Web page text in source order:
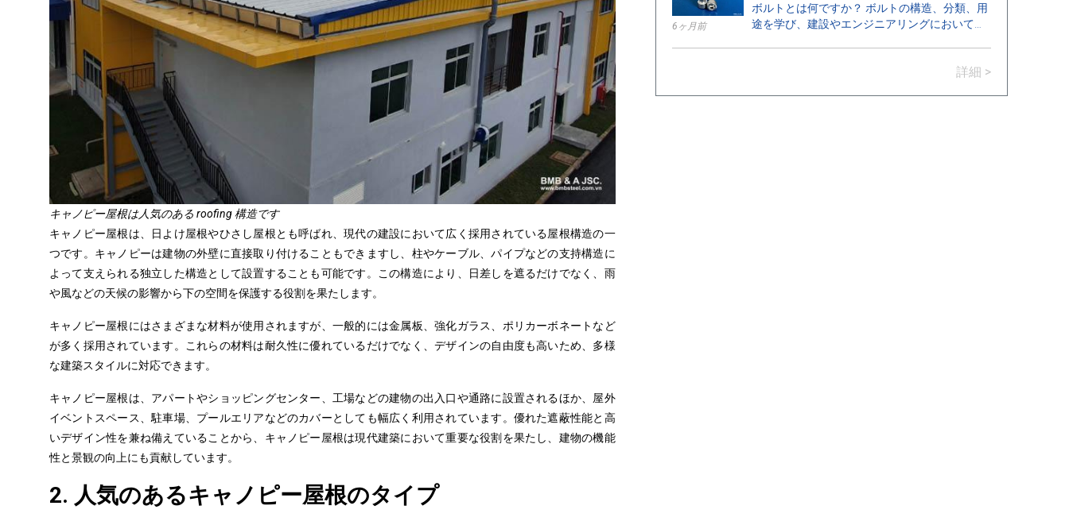
キャノピー屋根は人気のある roofing 構造です
キャノピー屋根は、日よけ屋根やひさし屋根とも呼ばれ、現代の建設において広く採用されている屋根構造の一
つです 。キャノピーは建物の外壁に直接取り付けることもできますし、柱やケーブル、パイプなどの支持構造に
よって支えられる独立した構造として設置することも可能です。この構造により、日差しを遮るだけでなく、雨
や風などの天候の影響から下の空間を保護する役割を果たします。
キャノピー屋根にはさまざまな材料が使用されますが、一般的には金属板、強化ガラス、ポリカーボネートなど
が多く採用されています。これらの材料は耐久性に優れているだけでなく、デザインの自由度も高いため、多様
な建築スタイルに対応できます。
キャノピー屋根は、 アパートやショッピングセンター
、工場などの建物の出入口や通路に設置されるほか、屋外
イベントスペース、駐車場、プールエリアなどのカバーとしても幅広く利用されています。優れた遮蔽性能と高
いデザイン性を兼ね備えていることから、 キャノピー屋根は現代建築において重要な役割を果たし、建物の機能
性と景観の向上にも貢献しています。
2. 人気のあるキャノピー屋根のタイプ
6ヶ月前
ボルトとは何ですか？ ボルトの構造、分類、用
途を学び、建設やエンジニアリングにおいて技
詳細 >